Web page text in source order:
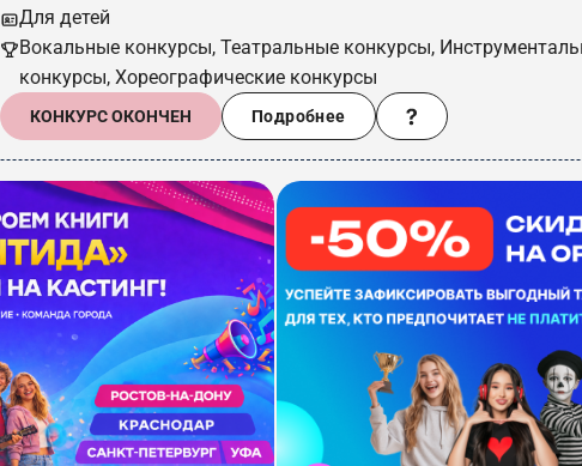
Для детей
Вокальные конкурсы, Театральные конкурсы,
конкурсы, Хореографические конкурсы
КОНКУРС ОКОНЧЕН Подробнее